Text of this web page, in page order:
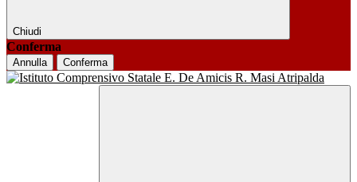
Chiudi
Conferma
Annulla Conferma